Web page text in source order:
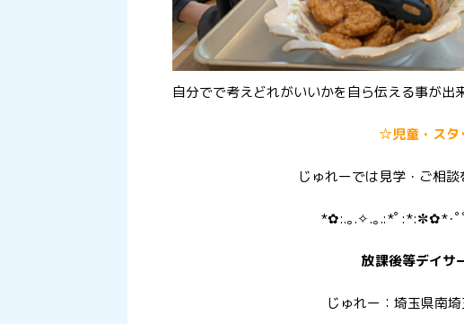
自分でで考えどれがいいかを自ら伝える事が出
☆児童・ス
じゅれーでは見学・ご相談
*✿:.｡.✧.｡.:*ﾟ:*:✼✿*･
放課後等デイサ
じゅれー：埼玉県南